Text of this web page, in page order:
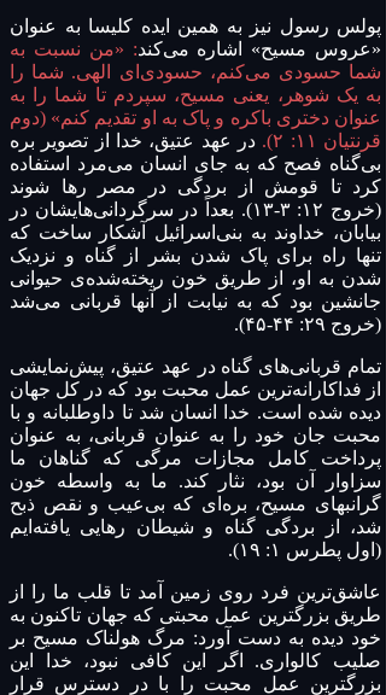
پولس رسول نیز به همین ایده کلیسا به عنوان
«عروس مسیح» اشاره می‌کند: «من نسبت به
شما حسودی می‌کنم، حسودی‌ای الهی. شما را
به یک شوهر، یعنی مسیح، سپردم تا شما را به
عنوان دختری باکره و پاک به او تقدیم کنم» (دوم
قرنتیان ۱۱: ۲).
در عهد عتیق، خدا از تصویر بره
بی‌گناه فصح که به جای انسان می‌مرد استفاده
کرد تا قومش از بردگی در مصر رها شوند
(خروج ۱۲: ۳-۱۳). بعداً در سرگردانی‌هایشان در
بیابان، خداوند به بنی‌اسرائیل آشکار ساخت که
تنها راه برای پاک شدن بشر از گناه و نزدیک
شدن به او، از طریق خون ریخته‌شده‌ی حیوانی
جانشین بود که به نیابت از آنها قربانی می‌شد
(خروج ۲۹: ۴۴-۴۵).
تمام قربانی‌های گناه در عهد عتیق، پیش‌نمایشی
از فداکارانه‌ترین عمل محبت بود که در کل جهان
دیده شده است. خدا انسان شد تا داوطلبانه و با
محبت جان خود را به عنوان قربانی، به عنوان
پرداخت کامل مجازات مرگی که گناهان ما
سزاوار آن بود، نثار کند. ما به واسطه خون
گرانبهای مسیح، بره‌ای که بی‌عیب و نقص ذبح
شد، از بردگی گناه و شیطان رهایی یافته‌ایم
(اول پطرس ۱: ۱۹).
عاشق‌ترین فرد روی زمین آمد تا قلب ما را از
طریق بزرگترین عمل محبتی که جهان تاکنون به
خود دیده به دست آورد: مرگ هولناک مسیح بر
صلیب کالواری. اگر این کافی نبود، خدا این
بزرگترین عمل محبت را با در دسترس قرار